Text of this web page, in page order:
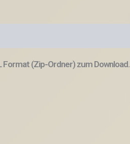
(Zip-Ordner) zum Download.